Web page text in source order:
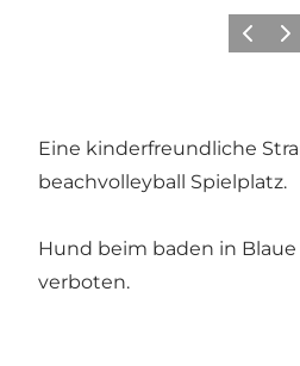
Eine kinderfreundliche
beachvolleyball Spielplatz.
Hund beim baden in
verboten.